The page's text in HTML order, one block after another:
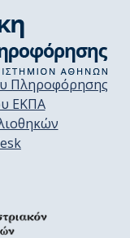
Πληροφόρησης
ΕΚΠΑ